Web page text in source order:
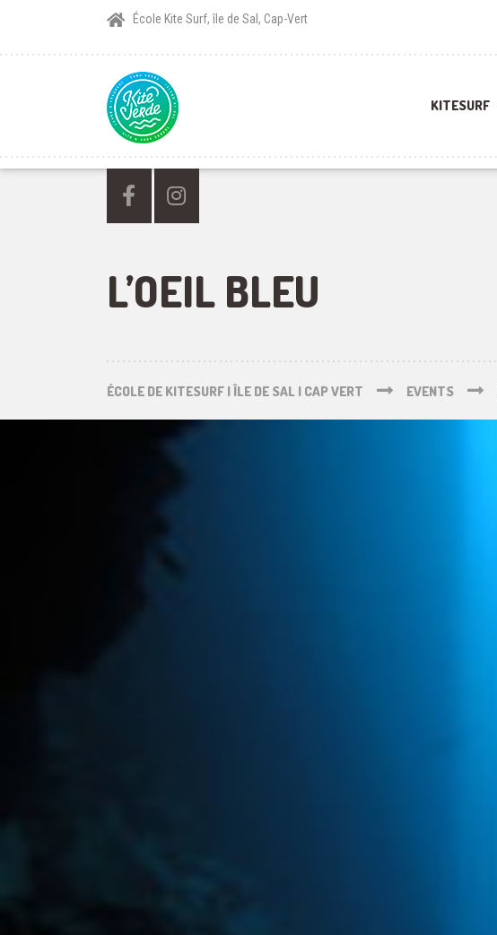
École Kite Surf, île de Sal, Cap-Vert
KITESURF
L’OEIL BLEU
ÉCOLE DE KITESURF | ÎLE DE SAL | CAP VERT EVENTS